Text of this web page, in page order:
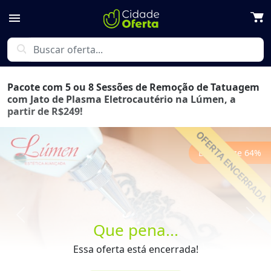
menu
search
Que pena...
Essa oferta está encerrada!
Pacote com 5 ou 8 Sessões de Remoção de Tatuagem
com Jato de Plasma Eletrocautério na Lúmen, a
partir de R$249!
Economize 64%